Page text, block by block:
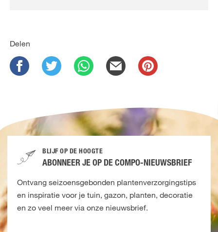
Delen
BLIJF OP DE HOOGTE
ABONNEER JE OP DE COMPO-NIEUWSBRIEF
Ontvang seizoensgebonden plantenverzorgingstips
en inspiratie voor je tuin, gazon, planten, decoratie
en zo veel meer via onze nieuwsbrief.